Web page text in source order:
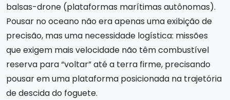
balsas-drone (plataformas marítimas autônomas).
Pousar no oceano não era apenas uma exibição de
precisão, mas uma necessidade logística: missões
que exigem mais velocidade não têm combustível
reserva para “voltar” até a terra firme, precisando
pousar em uma plataforma posicionada na trajetória
de descida do foguete.